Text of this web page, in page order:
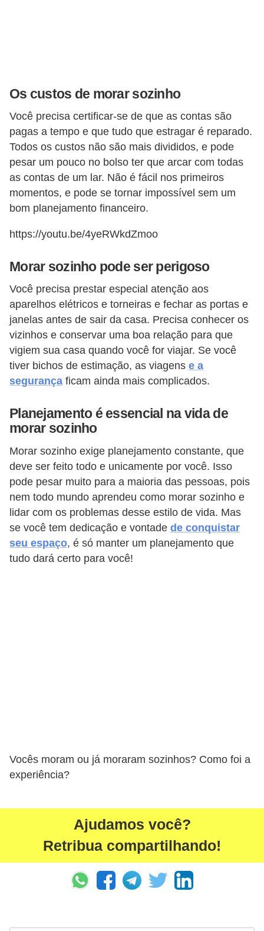
Os custos de morar sozinho
Você precisa certificar-se de que as contas são
pagas a tempo e que tudo que estragar é reparado.
Todos os custos não são mais divididos, e pode
pesar um pouco no bolso ter que arcar com todas
as contas de um lar. Não é fácil nos primeiros
momentos, e pode se tornar impossível sem um
bom planejamento financeiro.
https://youtu.be/4yeRWkdZmoo
Morar sozinho pode ser perigoso
Você precisa prestar especial atenção aos
aparelhos elétricos e torneiras e fechar as portas e
janelas antes de sair da casa. Precisa conhecer os
vizinhos e conservar uma boa relação para que
vigiem sua casa quando você for viajar. Se você
tiver bichos de estimação, as viagens e a
segurança ficam ainda mais complicados.
Planejamento é essencial na vida de
morar sozinho
Morar sozinho exige planejamento constante, que
deve ser feito todo e unicamente por você. Isso
pode pesar muito para a maioria das pessoas, pois
nem todo mundo aprendeu como morar sozinho e
lidar com os problemas desse estilo de vida. Mas
se você tem dedicação e vontade de conquistar
seu espaço, é só manter um planejamento que
tudo dará certo para você!
Vocês moram ou já moraram sozinhos? Como foi a
experiência?
Ajudamos você?
Retribua compartilhando!